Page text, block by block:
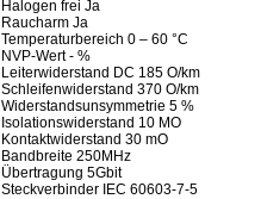
Halogen frei Ja
Raucharm Ja
Temperaturbereich 0 – 60 °C
NVP-Wert - %
Leiterwiderstand DC 185 O/km
Schleifenwiderstand 370 O/km
Widerstandsunsymmetrie 5 %
Isolationswiderstand 10 MO
Kontaktwiderstand 30 mO
Bandbreite 250MHz
Übertragung 5Gbit
Steckverbinder IEC 60603-7-5